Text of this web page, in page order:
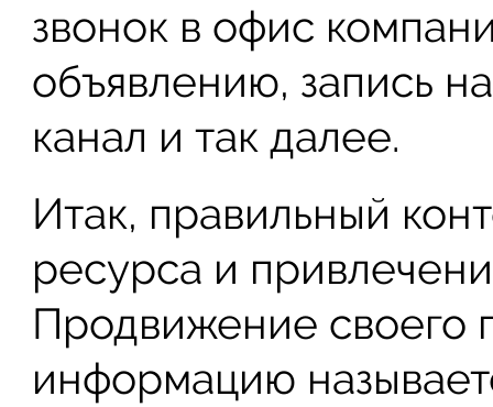
звонок в офис
объявлению, запись
канал и так далее.
Итак, правильный
ресурса и
Продвижение своего
информацию